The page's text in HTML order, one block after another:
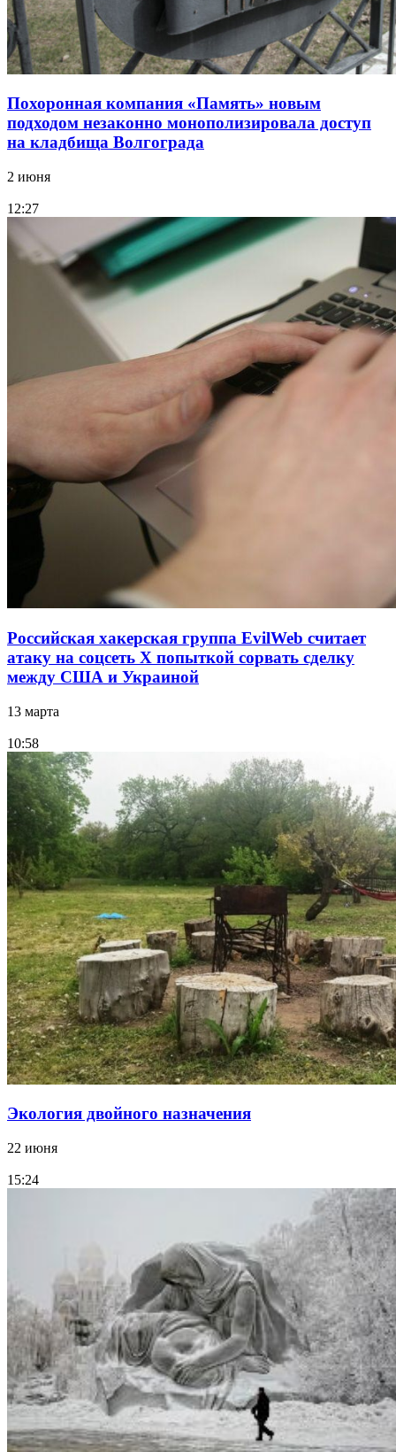
Похоронная компания «Память» новым
подходом незаконно монополизировала доступ
на кладбища Волгограда
2 июня
12:27
Российская хакерская группа EvilWeb считает
атаку на соцсеть Х попыткой сорвать сделку
между США и Украиной
13 марта
10:58
Экология двойного назначения
22 июня
15:24